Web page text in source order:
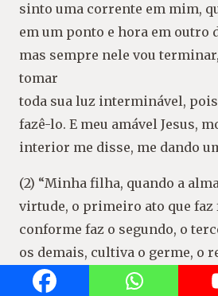
sinto uma corrente em mim,
em um ponto e hora em outro
mas sempre nele vou
tomar
toda sua luz interminável,
fazê-lo. E meu amável Jesus,
interior me disse, me dando
(2) “Minha filha, quando a
virtude, o primeiro ato que faz
conforme faz o segundo, o
os demais, cultiva o germe, o
transforme em planta e em